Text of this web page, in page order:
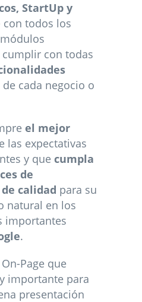
StartUp y
con todos los
con todas
de cada negocio o
el mejor
las expectativas
y que cumpla
de
calidad para su
natural en los
importantes
.
Page que
importante para
presentación